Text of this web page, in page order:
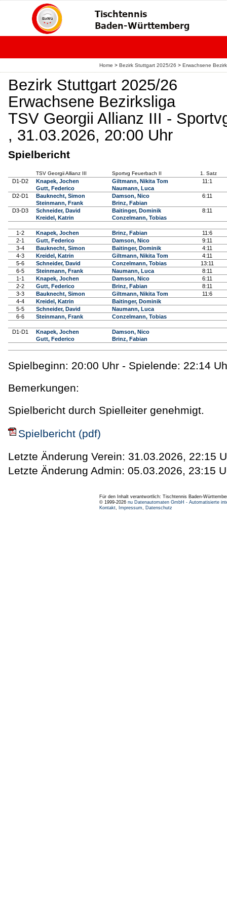
Home > Bezirk Stuttgart 2025/26 > Erwachsene
Bezirk Stuttgart 2025/26
Erwachsene Bezirksliga
TSV Georgii Allianz III -
, 31.03.2026, 20:00 Uhr
Spielbericht
TSV Georgii Allianz III Sportvg Feuerbach II 1. Satz
D1-D2
Knapek, Jochen
Gutt, Federico
Giltmann, Nikita Tom
Naumann, Luca
11:1
D2-D1
Bauknecht, Simon
Steinmann, Frank
Damson, Nico
Brinz, Fabian
6:11
D3-D3
Schneider, David
Kreidel, Katrin
Baitinger, Dominik
Conzelmann, Tobias
8:11
1-2 Knapek, Jochen Brinz, Fabian
11:6
2-1
Gutt, Federico Damson, Nico
9:11
3-4
Bauknecht, Simon Baitinger, Dominik
4:11
4-3
Kreidel, Katrin Giltmann, Nikita Tom
4:11
5-6
Schneider, David Conzelmann, Tobias
13:11
6-5
Steinmann, Frank Naumann, Luca
8:11
1-1
Knapek, Jochen Damson, Nico
6:11
2-2
Gutt, Federico Brinz, Fabian
8:11
3-3
Bauknecht, Simon Giltmann, Nikita Tom
11:6
4-4
Kreidel, Katrin
Baitinger, Dominik
5-5
Schneider, David
Naumann, Luca
6-6
Steinmann, Frank Conzelmann, Tobias
D1-D1
Knapek, Jochen
Gutt, Federico
Damson, Nico
Brinz, Fabian
Spielbeginn: 20:00 Uhr - Spielende: 22:14
Bemerkungen:
Spielbericht durch Spielleiter genehmigt.
Spielbericht (pdf)
Letzte Änderung Verein: 31.03.2026, 22:15
Letzte Änderung Admin: 05.03.2026, 23:15
Für den Inhalt verantwortlich: Tischtennis Baden-
© 1999-2026 nu Datenautomaten GmbH - Automatisierte
Kontakt, Impressum, Datenschutz